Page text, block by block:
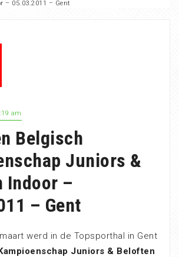
– 05.03.2011 – Gent
am
Belgisch
Juniors &
Indoor –
– Gent
werd in de Topsporthal in Gent
Juniors & Beloften